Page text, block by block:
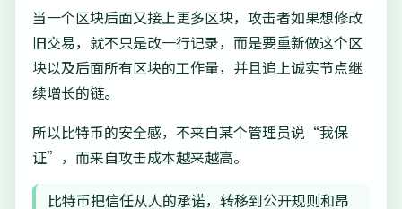
当一个区块后面又接上更多区块，攻击者如果想修改
旧交易，就不只是改一行记录，而是要重新做这个区
块以及后面所有区块的工作量，并且追上诚实节点继
续增长的链。
所以比特币的安全感，不来自某个管理员说“我保
证”，而来自攻击成本越来越高。
比特币把信任从人的承诺，转移到公开规则和昂